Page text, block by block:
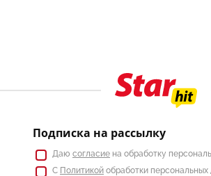
Подписка на рассылку
Даю согласие на обработку
С Политикой обработки